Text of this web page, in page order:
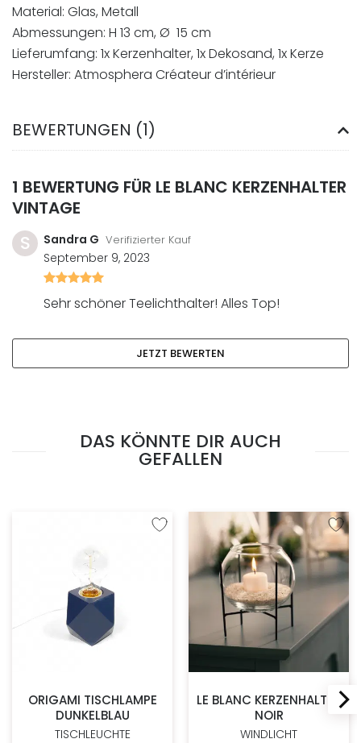
Material: Glas, Metall
Abmessungen: H 13 cm, Ø 15 cm
Lieferumfang: 1x Kerzenhalter, 1x Dekosand, 1x Kerze
Hersteller: Atmosphera Créateur d’intérieur
BEWERTUNGEN (1)
1 BEWERTUNG FÜR LE BLANC KERZENHALTER
VINTAGE
S Sandra G Verifizierter Kauf
September 9, 2023
5
Sehr schöner Teelichthalter! Alles Top!
JETZT BEWERTEN
DAS KÖNNTE DIR AUCH
GEFALLEN
Zur Wunschliste hinzufügen
ORIGAMI TISCHLAMPE
DUNKELBLAU
TISCHLEUCHTE
Zur
LE BLANC KERZENHALTER
NOIR
WINDLICHT